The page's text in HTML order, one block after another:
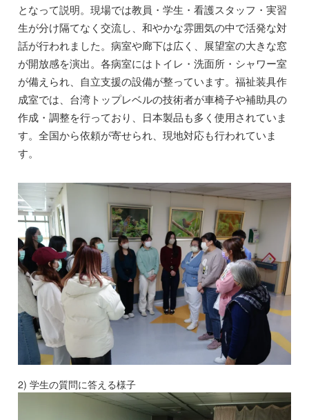
となって説明。現場では教員・学生・看護スタッフ・実習
生が分け隔てなく交流し、和やかな雰囲気の中で活発な対
話が行われました。病室や廊下は広く、展望室の大きな窓
が開放感を演出。各病室にはトイレ・洗面所・シャワー室
が備えられ、自立支援の設備が整っています。福祉装具作
成室では、台湾トップレベルの技術者が車椅子や補助具の
作成・調整を行っており、日本製品も多く使用されていま
す。全国から依頼が寄せられ、現地対応も行われていま
す。
2) 学生の質問に答える様子